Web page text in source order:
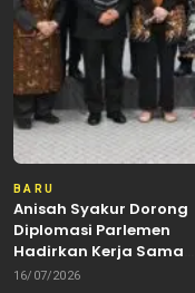
BARU
Anisah Syakur Dorong
Diplomasi Parlemen
Hadirkan Kerja Sama
Internasional yang
16/07/2026